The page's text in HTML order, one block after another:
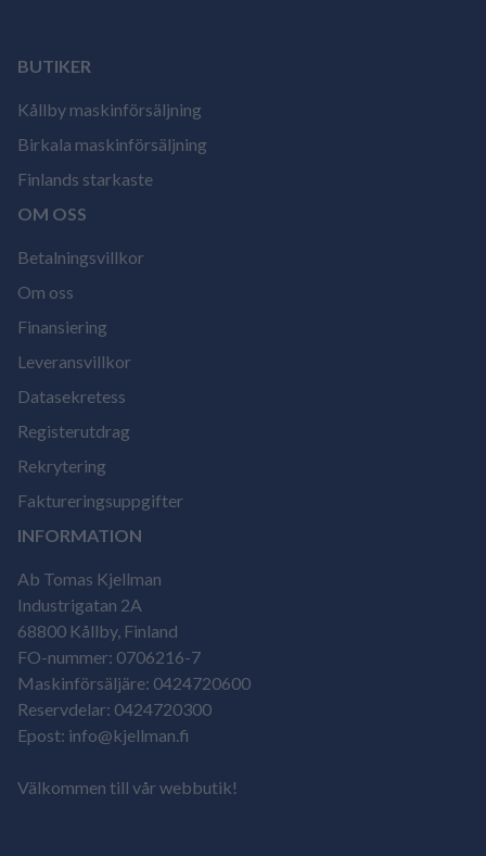
BUTIKER
Kållby maskinförsäljning
Birkala maskinförsäljning
Finlands starkaste
OM OSS
Betalningsvillkor
Om oss
Finansiering
Leveransvillkor
Datasekretess
Registerutdrag
Rekrytering
Faktureringsuppgifter
INFORMATION
Ab Tomas Kjellman
Industrigatan 2A
68800 Kållby, Finland
FO-nummer: 0706216-7
Maskinförsäljäre: 0424720600
Reservdelar: 0424720300
Epost: info@kjellman.fi
Välkommen till vår webbutik!